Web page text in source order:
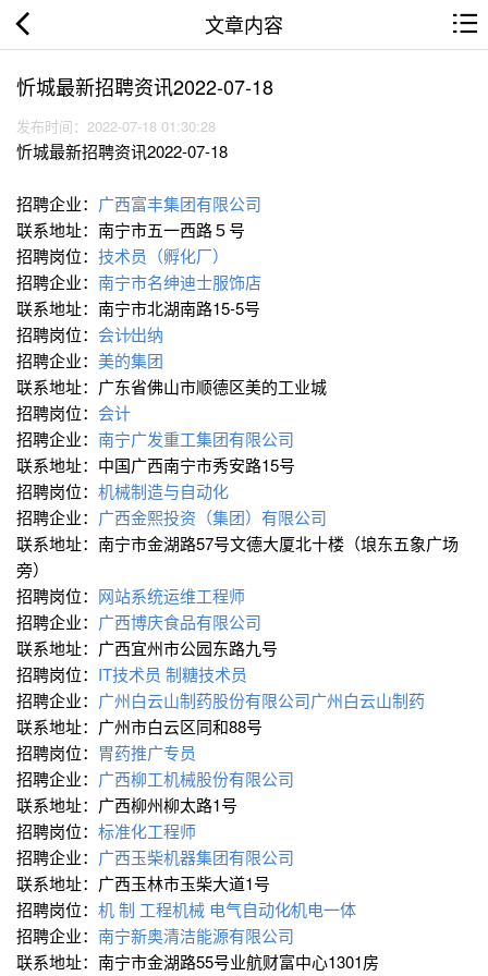
文章内容
忻城最新招聘资讯2022-07-18
发布时间：2022-07-18 01:30:28
忻城最新招聘资讯2022-07-18
招聘企业： 广西富丰集团有限公司
联系地址：南宁市五一西路５号
招聘岗位： 技术员（孵化厂）
招聘企业： 南宁市名绅迪士服饰店
联系地址：南宁市北湖南路15-5号
招聘岗位： 会计∕出纳
招聘企业： 美的集团
联系地址：广东省佛山市顺德区美的工业城
招聘岗位： 会计
招聘企业： 南宁广发重工集团有限公司
联系地址：中国广西南宁市秀安路15号
招聘岗位： 机械制造与自动化
招聘企业： 广西金熙投资（集团）有限公司
联系地址：南宁市金湖路57号文德大厦北十楼（埌东五象广场
旁）
招聘岗位： 网站系统运维工程师
招聘企业： 广西博庆食品有限公司
联系地址：广西宜州市公园东路九号
招聘岗位： IT技术员 制糖技术员
招聘企业： 广州白云山制药股份有限公司广州白云山制药
联系地址：广州市白云区同和88号
招聘岗位： 胃药推广专员
招聘企业： 广西柳工机械股份有限公司
联系地址：广西柳州柳太路1号
招聘岗位： 标准化工程师
招聘企业： 广西玉柴机器集团有限公司
联系地址：广西玉林市玉柴大道1号
招聘岗位： 机 制 工程机械 电气自动化∕机电一体
招聘企业： 南宁新奥清洁能源有限公司
联系地址：南宁市金湖路55号业航财富中心1301房